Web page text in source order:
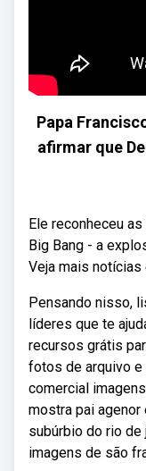
Papa
afirmar que
Ele reconheceu
Big Bang - a
Veja mais notícias
Pensando nisso,
líderes que te
recursos grátis
fotos de arquivo e
comercial
mostra pai agenor
subúrbio do rio de
imagens de são